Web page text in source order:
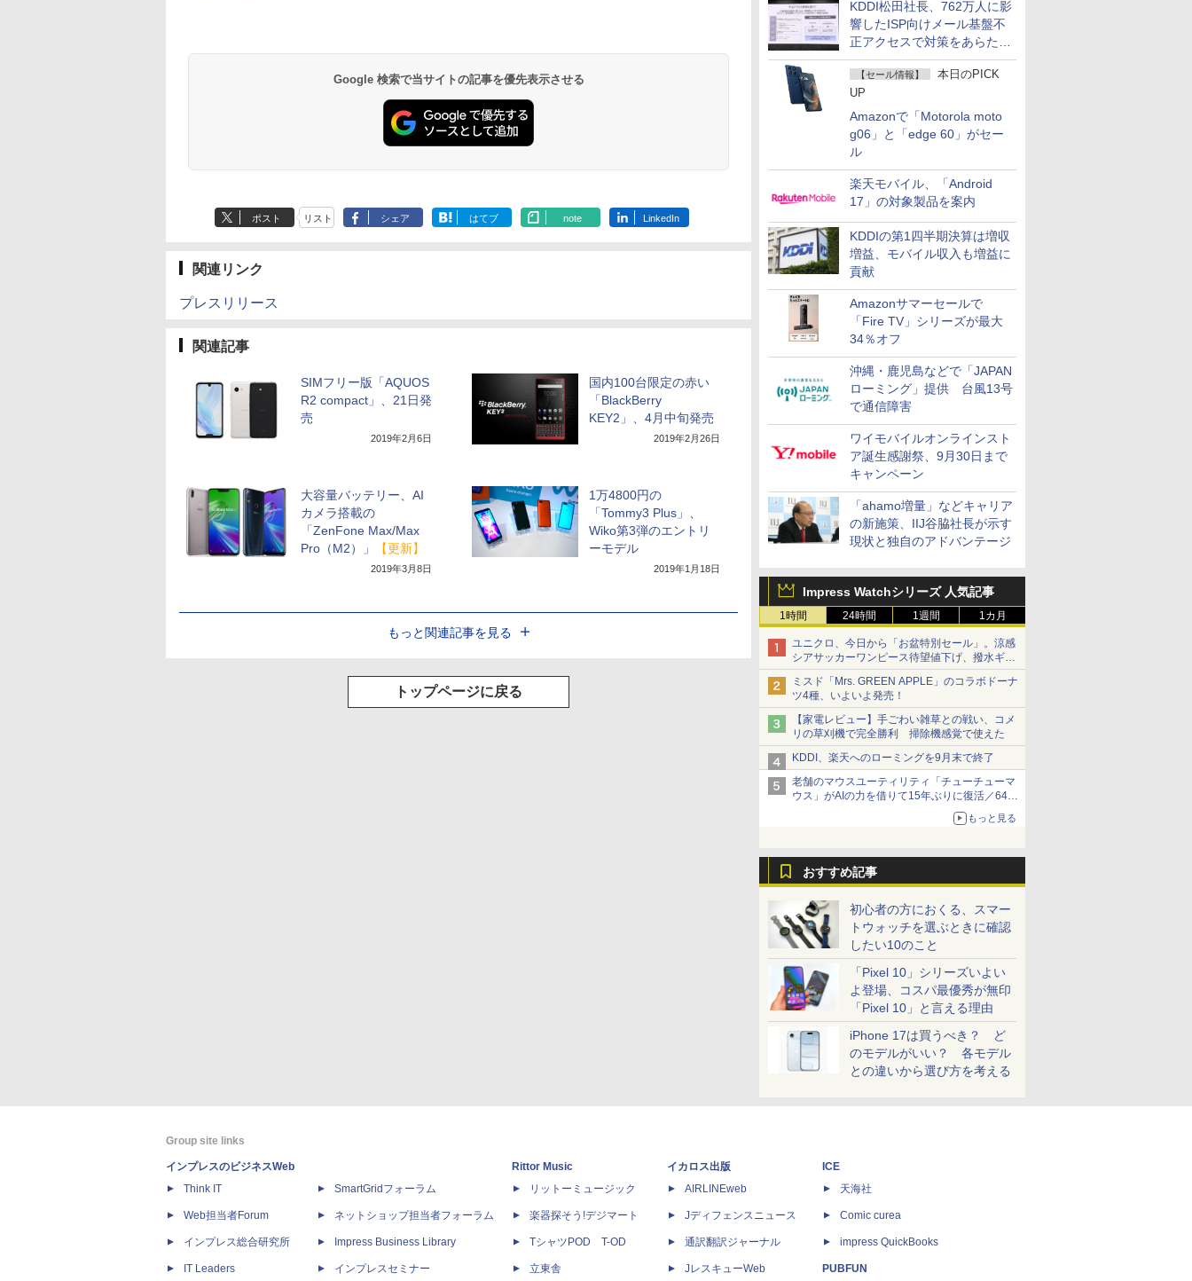
KDDI松田社長、762万人に影
響したISP向けメール基盤不
正アクセスで対策をあらため
て説明
【セール情報】
本日のPICK
UP
Amazonで「Motorola moto
g06」と「edge 60」がセー
ル
楽天モバイル、「Android
17」の対象製品を案内
KDDIの第1四半期決算は増収
増益、モバイル収入も増益に
貢献
Amazonサマーセールで
「Fire TV」シリーズが最大
34％オフ
沖縄・鹿児島などで「JAPAN
ローミング」提供 台風13号
で通信障害
ワイモバイルオンラインスト
ア誕生感謝祭、9月30日まで
キャンペーン
「ahamo増量」などキャリア
の新施策、IIJ谷脇社長が示す
現状と独自のアドバンテージ
Impress Watchシリーズ 人気記事
1時間 24時間 1週間 1カ月
ユニクロ、今日から「お盆特別セール」。涼感
シアサッカーワンピース待望値下げ、撥水ギア
ショーツは1990円に
ミスド「Mrs. GREEN APPLE」のコラボドーナ
ツ4種、いよいよ発売！
【家電レビュー】手ごわい雑草との戦い、コメ
リの草刈機で完全勝利 掃除機感覚で使えた
KDDI、楽天へのローミングを9月末で終了
老舗のマウスユーティリティ「チューチューマ
ウス」がAIの力を借りて15年ぶりに復活／64bit
化、Windows 10/11、「Chrome」も走り回
る。復活記念で2026年末まで500円
もっと見る
おすすめ記事
初心者の方におくる、スマー
トウォッチを選ぶときに確認
したい10のこと
「Pixel 10」シリーズいよい
よ登場、コスパ最優秀が無印
「Pixel 10」と言える理由
iPhone 17は買うべき？ ど
のモデルがいい？ 各モデル
との違いから選び方を考える
Google 検索で当サイトの記事を優先表示させる
ポスト リスト シェア はてブ note LinkedIn
関連リンク
プレスリリース
関連記事
SIMフリー版「AQUOS
R2 compact」、21日発
売
2019年2月6日
国内100台限定の赤い
「BlackBerry
KEY2」、4月中旬発売
2019年2月26日
大容量バッテリー、AI
カメラ搭載の
「ZenFone Max/Max
Pro（M2）」
【更新】
2019年3月8日
1万4800円の
「Tommy3 Plus」、
Wiko第3弾のエントリ
ーモデル
2019年1月18日
もっと関連記事を見る
トップページに戻る
Group site links
インプレスのビジネスWeb
Think IT
Web担当者Forum
インプレス総合研究所
IT Leaders
SmartGridフォーラム
ネットショップ担当者フォーラム
Impress Business Library
インプレスセミナー
Rittor Music
リットーミュージック
楽器探そう!デジマート
TシャツPOD T-OD
立東舎
イカロス出版
AIRLINEweb
Jディフェンスニュース
通訳翻訳ジャーナル
JレスキューWeb
ICE
天海社
Comic curea
impress QuickBooks
PUBFUN